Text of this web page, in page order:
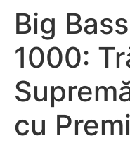
Big
1000:
cu